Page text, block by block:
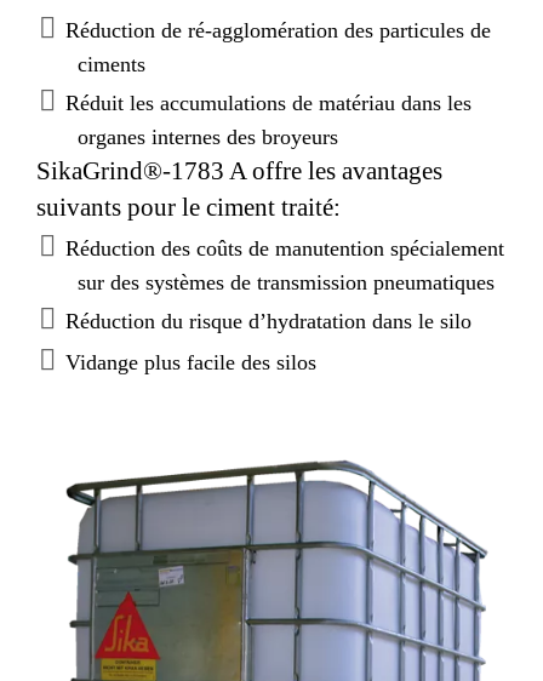
Réduction de ré-agglomération des particules de
ciments
Réduit les accumulations de matériau dans les
organes internes des broyeurs
SikaGrind®-1783 A offre les avantages
suivants pour le ciment traité:
Réduction des coûts de manutention spécialement
sur des systèmes de transmission pneumatiques
Réduction du risque d’hydratation dans le silo
Vidange plus facile des silos